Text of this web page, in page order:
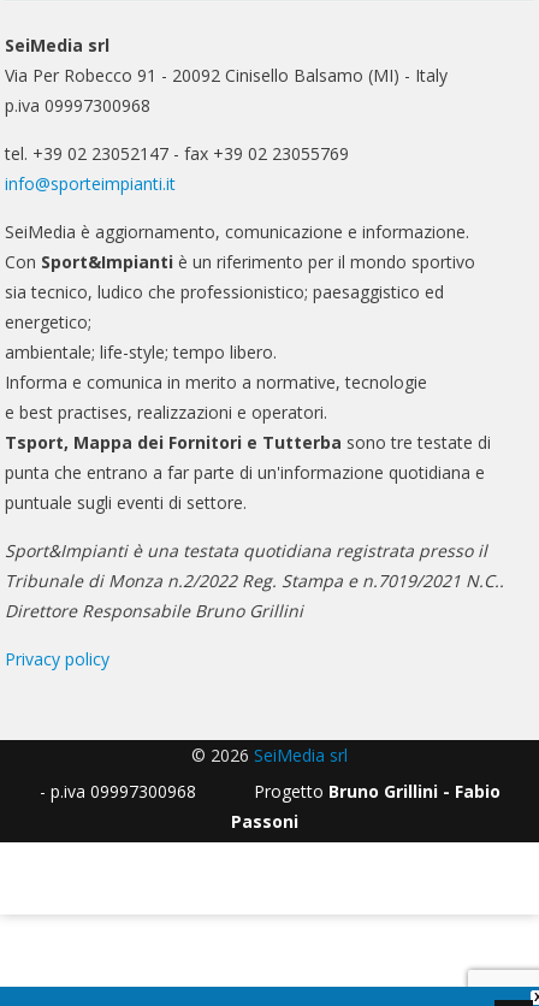
SeiMedia srl
Via Per Robecco 91 - 20092 Cinisello Balsamo (MI) - Italy
p.iva 09997300968
tel. +39 02 23052147 - fax +39 02 23055769
info@sporteimpianti.it
SeiMedia è aggiornamento, comunicazione e informazione.
Con Sport&Impianti è un riferimento per il mondo sportivo
sia tecnico, ludico che professionistico; paesaggistico ed
energetico;
ambientale; life-style; tempo libero.
Informa e comunica in merito a normative, tecnologie
e best practises, realizzazioni e operatori.
Tsport, Mappa dei Fornitori e Tutterba sono tre testate di
punta che entrano a far parte di un'informazione quotidiana e
puntuale sugli eventi di settore.
Sport&Impianti è una testata quotidiana registrata presso il
Tribunale di Monza n.2/2022 Reg. Stampa e n.7019/2021 N.C..
Direttore Responsabile Bruno Grillini
Privacy policy
© 2026 SeiMedia srl
- p.iva 09997300968 Progetto Bruno Grillini - Fabio
Passoni